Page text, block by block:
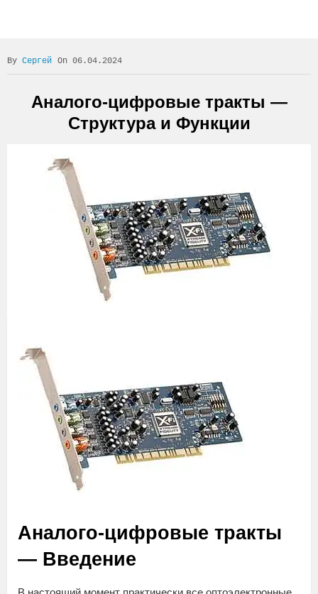
Сергей On 06.04.2024
Аналого-цифровые тракты —
Структура и Функции
Аналого-цифровые тракты
— Введение